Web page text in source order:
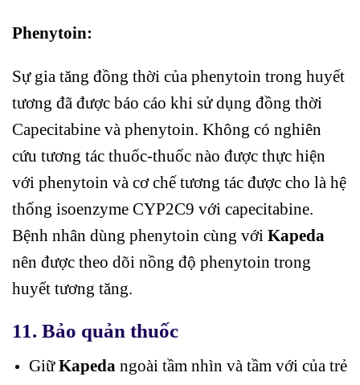
Phenytoin:
Sự gia tăng đồng thời của phenytoin trong huyết
tương đã được báo cáo khi sử dụng đồng thời
Capecitabine và phenytoin. Không có nghiên
cứu tương tác thuốc-thuốc nào được thực hiện
với phenytoin và cơ chế tương tác được cho là hệ
thống isoenzyme CYP2C9 với capecitabine.
Bệnh nhân dùng phenytoin cùng với Kapeda
nên được theo dõi nồng độ phenytoin trong
huyết tương tăng.
11. Bảo quản thuốc
GiữKapeda ngoài tầm nhìn và tầm với của trẻ